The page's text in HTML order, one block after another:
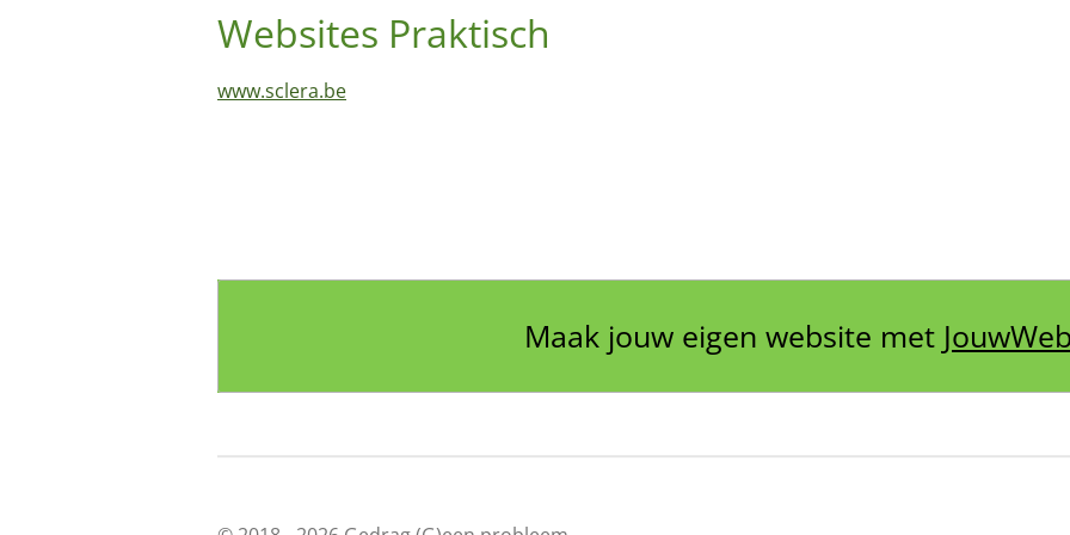
Websites Praktisch
www.sclera.be
Maak jouw eigen website met